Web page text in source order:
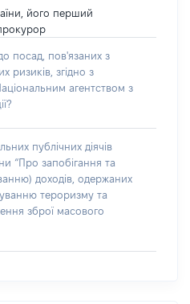
його перший
посад, пов'язаних з
ризиків, згідно з
агентством з
публічних діячів
“Про запобігання та
доходів, одержаних
тероризму та
зброї масового